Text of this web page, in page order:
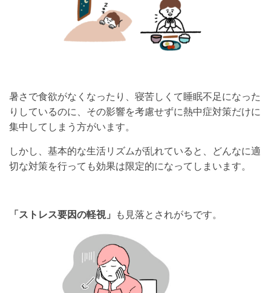
暑さで食欲がなくなったり、寝苦しくて睡眠不足になった
りしているのに、その影響を考慮せずに熱中症対策だけに
集中してしまう方がいます。
しかし、基本的な生活リズムが乱れていると、どんなに適
切な対策を行っても効果は限定的になってしまいます。
「ストレス要因の軽視」 も見落とされがちです。